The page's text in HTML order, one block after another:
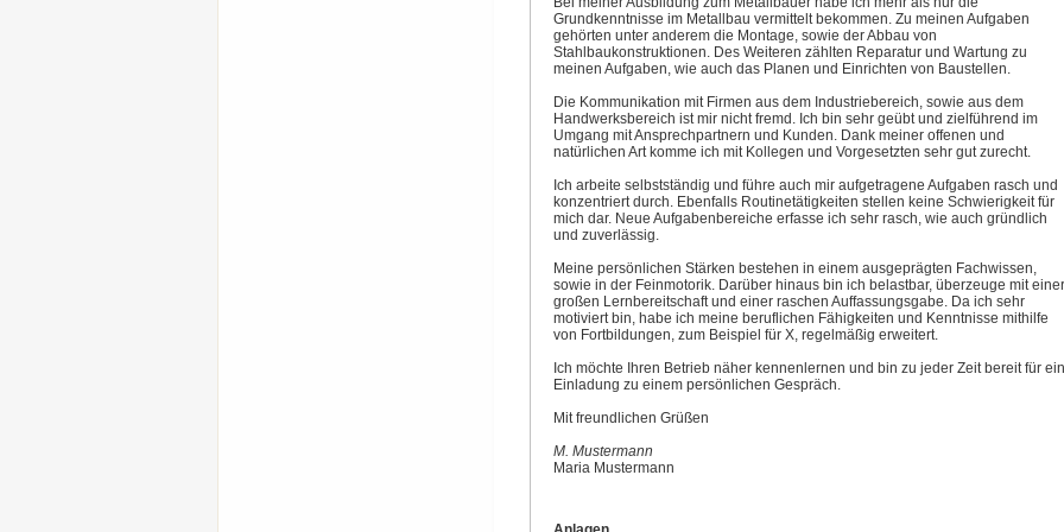
Grundkenntnisse im Metallbau vermittelt bekommen. Zu meinen Aufgaben
gehörten unter anderem die Montage, sowie der Abbau von
Stahlbaukonstruktionen. Des Weiteren zählten Reparatur und Wartung zu
meinen Aufgaben, wie auch das Planen und Einrichten von Baustellen.
Die Kommunikation mit Firmen aus dem Industriebereich, sowie aus dem
Handwerksbereich ist mir nicht fremd. Ich bin sehr geübt und zielführend im
Umgang mit Ansprechpartnern und Kunden. Dank meiner offenen und
natürlichen Art komme ich mit Kollegen und Vorgesetzten sehr gut zurecht.
Ich arbeite selbstständig und führe auch mir aufgetragene Aufgaben rasch und
konzentriert durch. Ebenfalls Routinetätigkeiten stellen keine Schwierigkeit für
mich dar. Neue Aufgabenbereiche erfasse ich sehr rasch, wie auch gründlich
und zuverlässig.
Meine persönlichen Stärken bestehen in einem ausgeprägten Fachwissen,
sowie in der Feinmotorik. Darüber hinaus bin ich belastbar, überzeuge mit einer
großen Lernbereitschaft und einer raschen Auffassungsgabe. Da ich sehr
motiviert bin, habe ich meine beruflichen Fähigkeiten und Kenntnisse mithilfe
von Fortbildungen, zum Beispiel für X, regelmäßig erweitert.
Ich möchte Ihren Betrieb näher kennenlernen und bin zu jeder Zeit bereit für
Einladung zu einem persönlichen Gespräch.
Mit freundlichen Grüßen
M. Mustermann
Maria Mustermann